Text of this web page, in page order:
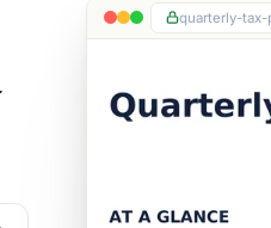
quarterly-tax-